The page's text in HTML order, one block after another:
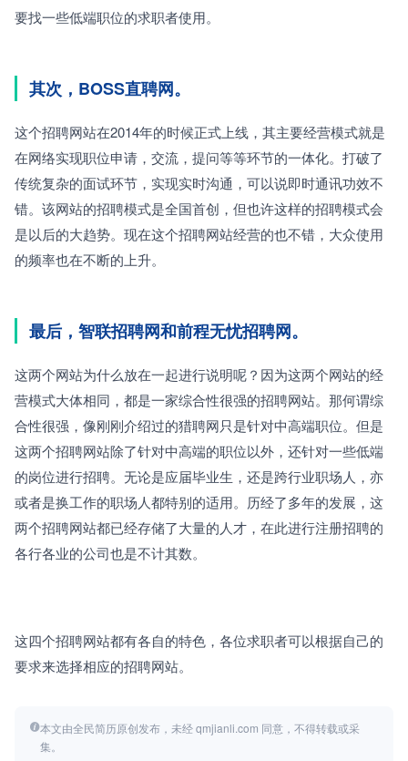
要找一些低端职位的求职者使用。
其次，BOSS直聘网。
这个招聘网站在2014年的时候正式上线，其主要经营模式就是
在网络实现职位申请，交流，提问等等环节的一体化。打破了
传统复杂的面试环节，实现实时沟通，可以说即时通讯功效不
错。该网站的招聘模式是全国首创，但也许这样的招聘模式会
是以后的大趋势。现在这个招聘网站经营的也不错，大众使用
的频率也在不断的上升。
最后，智联招聘网和前程无忧招聘网。
这两个网站为什么放在一起进行说明呢？因为这两个网站的经
营模式大体相同，都是一家综合性很强的招聘网站。那何谓综
合性很强，像刚刚介绍过的猎聘网只是针对中高端职位。但是
这两个招聘网站除了针对中高端的职位以外，还针对一些低端
的岗位进行招聘。无论是应届毕业生，还是跨行业职场人，亦
或者是换工作的职场人都特别的适用。历经了多年的发展，这
两个招聘网站都已经存储了大量的人才，在此进行注册招聘的
各行各业的公司也是不计其数。
这四个招聘网站都有各自的特色，各位求职者可以根据自己的
要求来选择相应的招聘网站。
本文由全民简历原创发布，未经 qmjianli.com 同意，不得转载或采
集。